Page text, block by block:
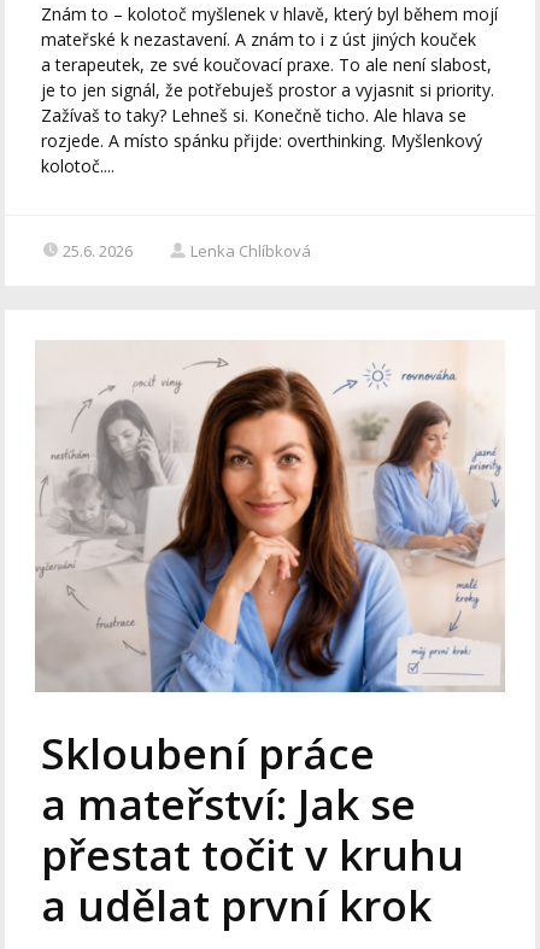
Znám to – kolotoč myšlenek v hlavě, který byl během mojí
mateřské k nezastavení. A znám to i z úst jiných kouček
a terapeutek, ze své koučovací praxe. To ale není slabost,
je to jen signál, že potřebuješ prostor a vyjasnit si priority.
Zažívaš to taky? Lehneš si. Konečně ticho. Ale hlava se
rozjede. A místo spánku přijde: overthinking. Myšlenkový
kolotoč....
25.6. 2026 Lenka Chlíbková
Skloubení práce
a mateřství: Jak se
přestat točit v kruhu
a udělat první krok